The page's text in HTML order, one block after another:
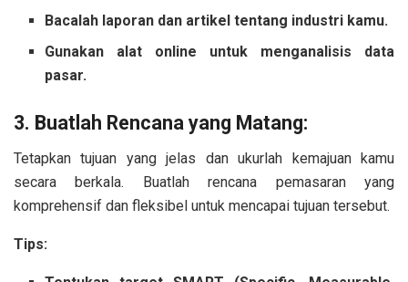
Bacalah laporan dan artikel tentang industri kamu.
Gunakan alat online untuk menganalisis data
pasar.
3. Buatlah Rencana yang Matang:
Tetapkan tujuan yang jelas dan ukurlah kemajuan kamu
secara berkala. Buatlah rencana pemasaran yang
komprehensif dan fleksibel untuk mencapai tujuan tersebut.
Tips: